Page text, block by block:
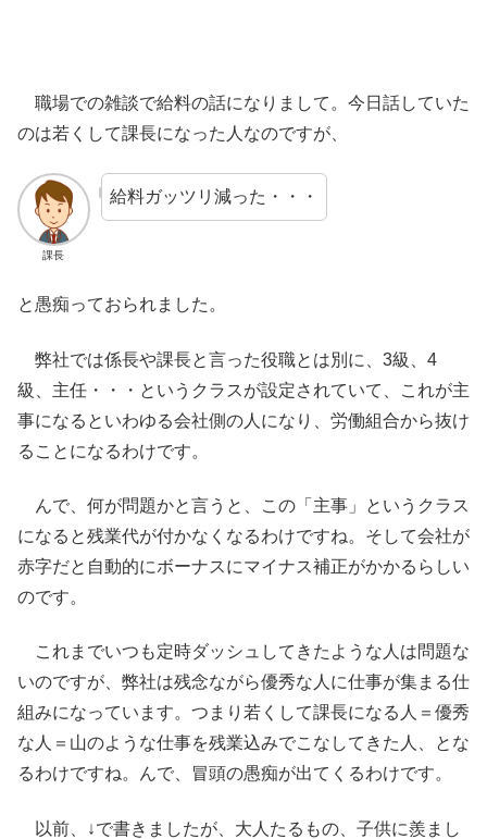
職場での雑談で給料の話になりまして。今日話していた
のは若くして課長になった人なのですが、
課長
給料ガッツリ減った・・・
と愚痴っておられました。
弊社では係長や課長と言った役職とは別に、3級、4
級、主任・・・というクラスが設定されていて、これが主
事になるといわゆる会社側の人になり、労働組合から抜け
ることになるわけです。
んで、何が問題かと言うと、この「主事」というクラス
になると残業代が付かなくなるわけですね。そして会社が
赤字だと自動的にボーナスにマイナス補正がかかるらしい
のです。
これまでいつも定時ダッシュしてきたような人は問題な
いのですが、弊社は残念ながら優秀な人に仕事が集まる仕
組みになっています。つまり若くして課長になる人＝優秀
な人＝山のような仕事を残業込みでこなしてきた人、とな
るわけですね。んで、冒頭の愚痴が出てくるわけです。
以前、↓で書きましたが、大人たるもの、子供に羨まし